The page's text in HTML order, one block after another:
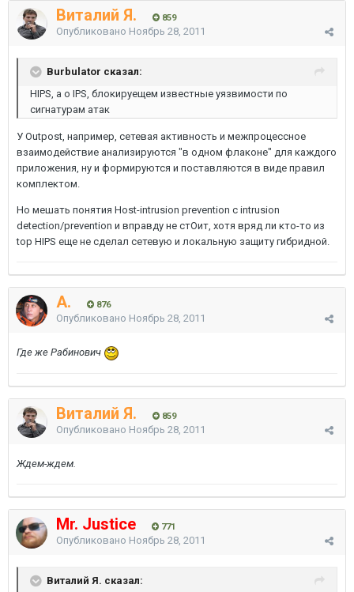
Виталий Я. 859
Опубликовано Ноябрь 28, 2011
Burbulator сказал:
HIPS, а о IPS, блокируещем известные уязвимости по
сигнатурам атак
У Outpost, например, сетевая активность и межпроцессное
взаимодействие анализируются "в одном флаконе" для каждого
приложения, ну и формируются и поставляются в виде правил
комплектом.
Но мешать понятия Host-intrusion prevention с intrusion
detection/prevention и вправду не стОит, хотя вряд ли кто-то из
top HIPS еще не сделал сетевую и локальную защиту гибридной.
A. 876
Опубликовано Ноябрь 28, 2011
Где же Рабинович
Виталий Я. 859
Опубликовано Ноябрь 28, 2011
Ждем-ждем.
Mr. Justice 771
Опубликовано Ноябрь 28, 2011
Виталий Я. сказал: